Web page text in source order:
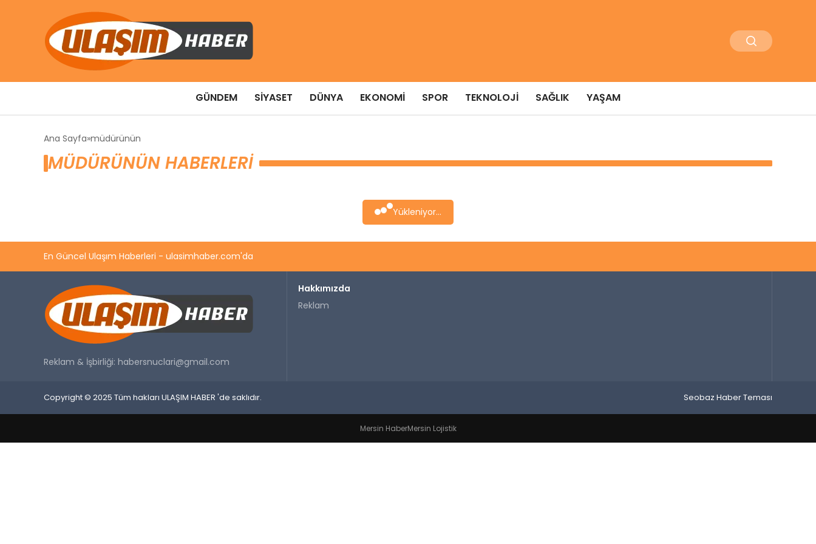
GÜNDEM SIYASET DÜNYA EKONOMI SPOR TEKNOLOJI SAĞLIK YAŞAM
Ana Sayfa müdürünün
MÜDÜRÜNÜN HABERLERI
Yükleniyor...
En Güncel Ulaşım Haberleri - ulasimhaber.com'da
Reklam & İşbirliği: habersnuclari@gmail.com
Hakkımızda
Reklam
Copyright © 2025 Tüm hakları ULAŞIM HABER 'de saklıdır. Seobaz Haber Teması
Mersin HaberMersin Lojistik